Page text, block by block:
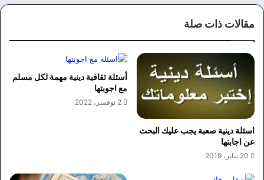
وك
مقالات ذات صلة
اسئلة دينية صعبة يجب عليك البحث
عن اجابتها
20 يناير، 2019
أسئلة ثقافية دينية مهمة لكل مسلم
مع اجوبتها
2 نوفمبر، 2022